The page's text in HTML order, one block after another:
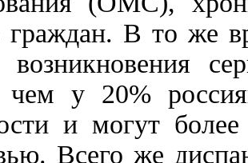
граждан. В то же
возникновения
чем у 20%
и могут
Всего же